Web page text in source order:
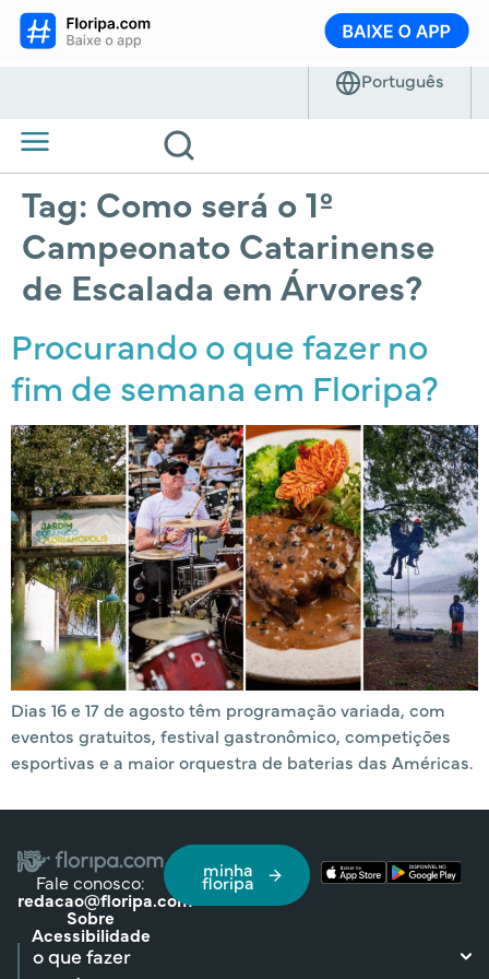
Tag: Como será o 1º
Campeonato Catarinense
de Escalada em Árvores?
Procurando o que fazer no
fim de semana em Floripa?
Dias 16 e 17 de agosto têm programação variada, com
eventos gratuitos, festival gastronômico, competições
esportivas e a maior orquestra de baterias das Américas.
Fale conosco:
redacao@floripa.com
Sobre
Acessibilidade
minha
floripa
o que fazer